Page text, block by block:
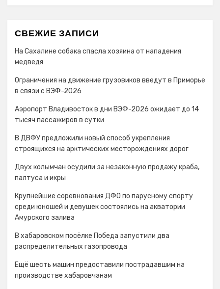
СВЕЖИЕ ЗАПИСИ
На Сахалине собака спасла хозяина от нападения
медведя
Ограничения на движение грузовиков введут в Приморье
в связи с ВЭФ-2026
Аэропорт Владивосток в дни ВЭФ-2026 ожидает до 14
тысяч пассажиров в сутки
В ДВФУ предложили новый способ укрепления
строящихся на арктических месторождениях дорог
Двух колымчан осудили за незаконную продажу краба,
палтуса и икры
Крупнейшие соревнования ДФО по парусному спорту
среди юношей и девушек состоялись на акватории
Амурского залива
В хабаровском посёлке Победа запустили два
распределительных газопровода
Ещё шесть машин предоставили пострадавшим на
производстве хабаровчанам